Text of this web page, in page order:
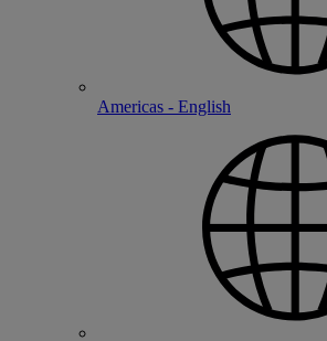
Americas - English